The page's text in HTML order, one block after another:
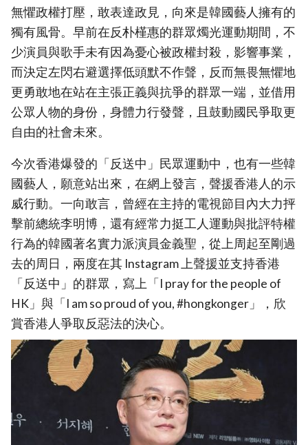
無懼政權打壓，敢表達政見，向來是韓國藝人擁有的
獨有風骨。早前在反朴槿惠的群眾燭光運動期間，不
少演員與歌手未有因為憂心被政權封殺，影響事業，
而決定左閃右避選擇低頭默不作聲，反而無畏無懼地
更勇敢地在站在主張正義與抗爭的群眾一端，並借用
公眾人物的身份，身體力行發聲，且鼓動國民爭取更
自由的社會未來。
今次香港爆發的「反送中」民眾運動中，也有一些韓
國藝人，願意站出來，在網上發言，聲援香港人的示
威行動。一向敢言，曾經在主持的電視節目內大力抨
擊前總統李明博，還有經常力挺工人運動與批評特權
行為的韓國著名實力派演員金義聖，從上周起至剛過
去的周日，兩度在其 Instagram 上聲援並支持香港
「反送中」的群眾，寫上「I pray for the people of
HK」與「I am so proud of you, #hongkonger」，欣
賞香港人爭取反惡法的決心。